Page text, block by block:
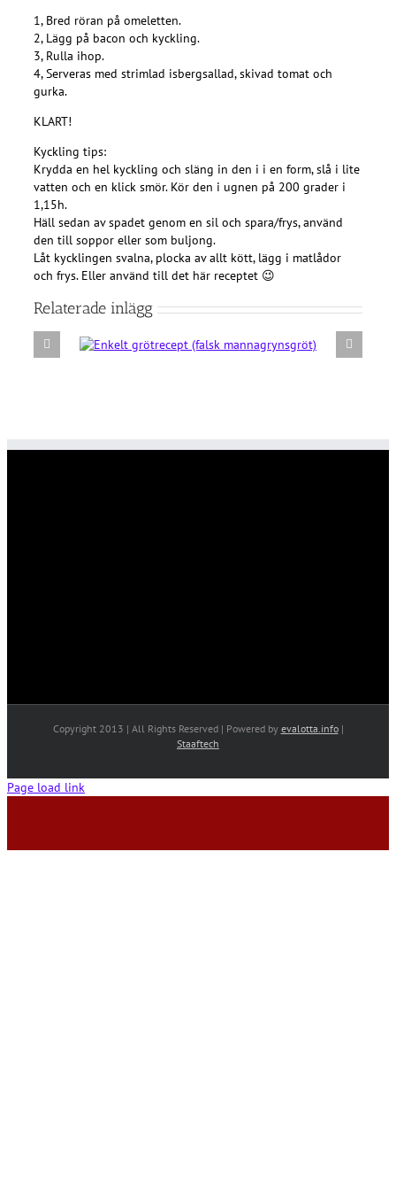
1, Bred röran på omeletten.
2, Lägg på bacon och kyckling.
3, Rulla ihop.
4, Serveras med strimlad isbergsallad, skivad tomat och
gurka.
KLART!
Kyckling tips:
Krydda en hel kyckling och släng in den i i en form, slå i lite
vatten och en klick smör. Kör den i ugnen på 200 grader i
1,15h.
Häll sedan av spadet genom en sil och spara/frys, använd
den till soppor eller som buljong.
Låt kycklingen svalna, plocka av allt kött, lägg i matlådor
och frys. Eller använd till det här receptet 😉
Relaterade inlägg
Copyright 2013 | All Rights Reserved | Powered by evalotta.info|
Staaftech
Page load link